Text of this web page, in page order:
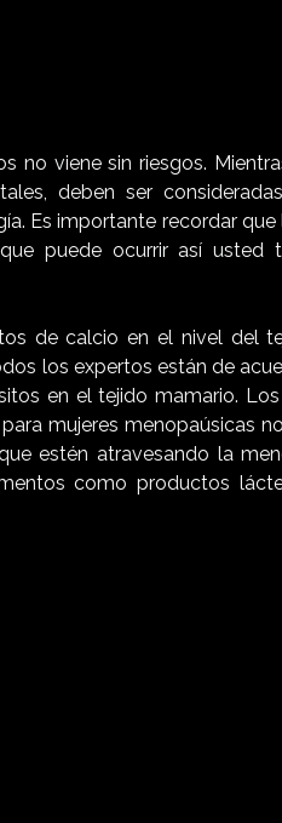
no viene sin riesgos.
deben ser
Es importante recordar
puede ocurrir así usted
de calcio en el nivel del
los expertos están de
en el tejido mamario.
mujeres menopaúsicas
estén atravesando la
como productos